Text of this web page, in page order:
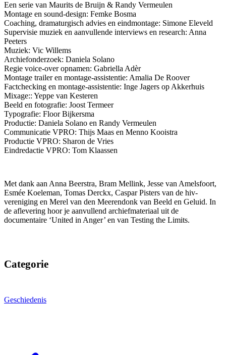
Een serie van Maurits de Bruijn & Randy Vermeulen
Montage en sound-design: Femke Bosma
Coaching, dramaturgisch advies en eindmontage: Simone Eleveld
Supervisie muziek en aanvullende interviews en research: Anna
Peeters
Muziek: Vic Willems
Archiefonderzoek: Daniela Solano
Regie voice-over opnamen: Gabriella Adèr
Montage trailer en montage-assistentie: Amalia De Roover
Factchecking en montage-assistentie: Inge Jagers op Akkerhuis
Mixage:: Yeppe van Kesteren
Beeld en fotografie: Joost Termeer
Typografie: Floor Bijkersma
Productie: Daniela Solano en Randy Vermeulen
Communicatie VPRO: Thijs Maas en Menno Kooistra
Productie VPRO: Sharon de Vries
Eindredactie VPRO: Tom Klaassen
Met dank aan Anna Beerstra, Bram Mellink, Jesse van Amelsfoort,
Esmée Koeleman, Tomas Derckx, Caspar Pisters van de hiv-
vereniging en Merel van den Meerendonk van Beeld en Geluid. In
de aflevering hoor je aanvullend archiefmateriaal uit de
documentaire ‘United in Anger’ en van Testing the Limits.
Categorie
Geschiedenis